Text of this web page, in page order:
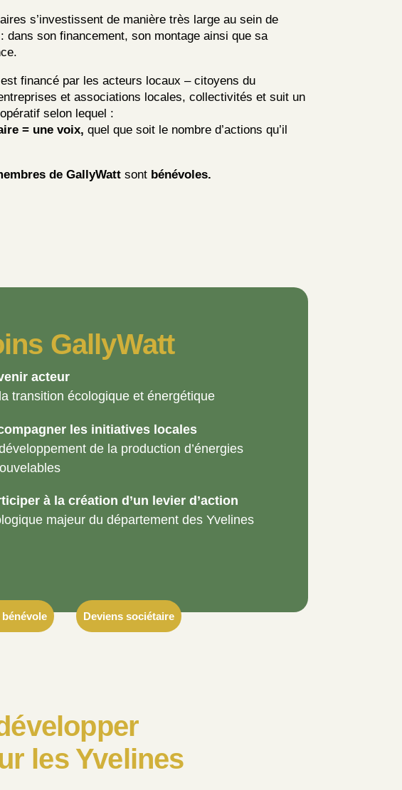
s’investissent de manière très large au sein de
dans son financement, son montage ainsi que sa
financé par les acteurs locaux – citoyens du
et associations locales, collectivités et suit un
selon lequel :
= une voix, quel que soit le nombre d’actions qu’il
de GallyWattsont bénévoles.
GallyWatt
acteur
transition écologique et énergétique
les initiatives locales
de la production d’énergies
à la création d’un levier d’action
majeur du département des Yvelines
Deviens sociétaire
les Yvelines